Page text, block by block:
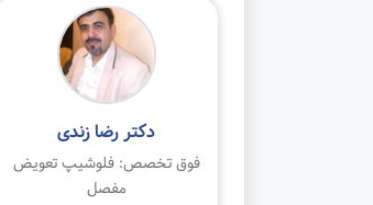
دکتر رضا زندی
فوق تخصص: فلوشیپ تعویض
مفصل